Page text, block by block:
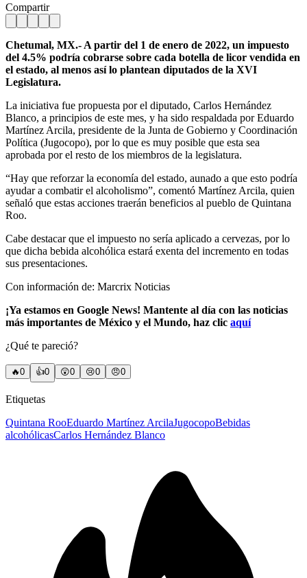
Compartir
Chetumal, MX.- A partir del 1 de enero de 2022, un impuesto
del 4.5% podría cobrarse sobre cada botella de licor vendida en
el estado, al menos así lo plantean diputados de la XVI
Legislatura.
La iniciativa fue propuesta por el diputado, Carlos Hernández
Blanco, a principios de este mes, y ha sido respaldada por Eduardo
Martínez Arcila, presidente de la Junta de Gobierno y Coordinación
Política (Jugocopo), por lo que es muy posible que esta sea
aprobada por el resto de los miembros de la legislatura.
“Hay que reforzar la economía del estado, aunado a que esto podría
ayudar a combatir el alcoholismo”, comentó Martínez Arcila, quien
señaló que estas acciones traerán beneficios al pueblo de Quintana
Roo.
Cabe destacar que el impuesto no sería aplicado a cervezas, por lo
que dicha bebida alcohólica estará exenta del incremento en todas
sus presentaciones.
Con información de: Marcrix Noticias
¡Ya estamos en Google News! Mantente al día con las noticias
más importantes de México y el Mundo, haz clic aquí
¿Qué te pareció?
🔥0 👍0 😲0 😢0 😠0
Etiquetas
Quintana RooEduardo Martínez ArcilaJugocopoBebidas
alcohólicasCarlos Hernández Blanco